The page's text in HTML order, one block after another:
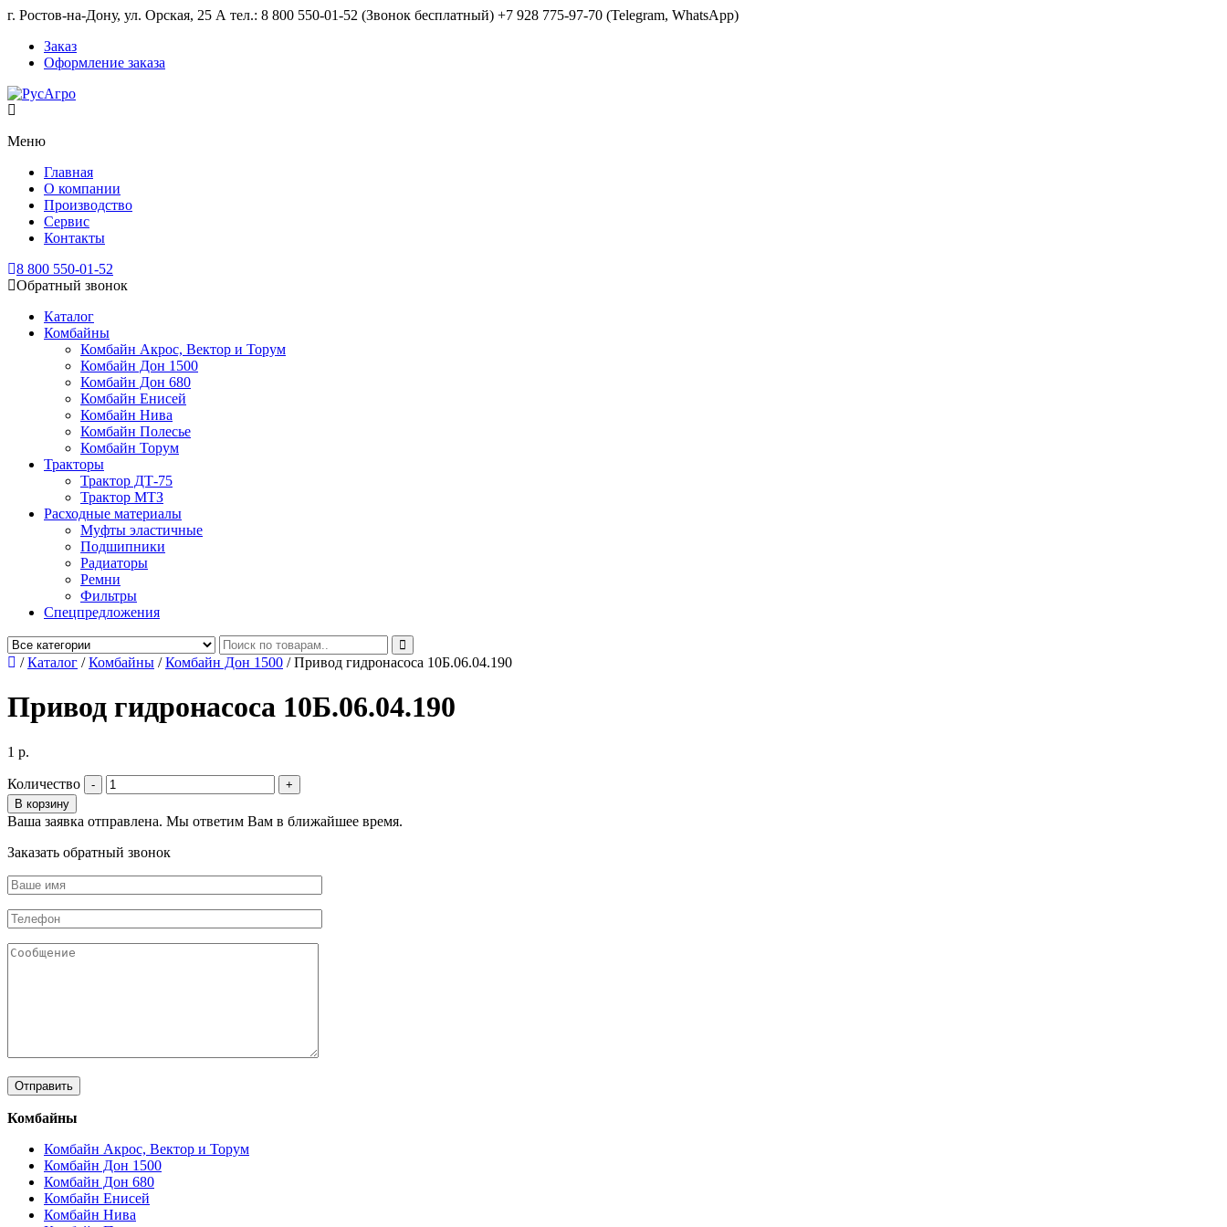
г. Ростов-на-Дону, ул. Орская, 25 А тел.: 8 800 550-01-52 (Звонок бесплатный) +7 928 775-97-70 (Telegram, WhatsApp)
Заказ
Оформление заказа
Меню
Главная
О компании
Производство
Сервис
Контакты
8 800 550-01-52
Обратный звонок
Каталог
Комбайны
Комбайн Акрос, Вектор и Торум
Комбайн Дон 1500
Комбайн Дон 680
Комбайн Енисей
Комбайн Нива
Комбайн Полесье
Комбайн Торум
Тракторы
Трактор ДТ-75
Трактор МТЗ
Расходные материалы
Муфты эластичные
Подшипники
Радиаторы
Ремни
Фильтры
Спецпредложения
/Каталог /Комбайны /Комбайн Дон 1500 /Привод гидронасоса 10Б.06.04.190
Привод гидронасоса 10Б.06.04.190
1 р.
Количество
В корзину
Ваша заявка отправлена. Мы ответим Вам в ближайшее время.
Заказать обратный звонок
Комбайны
Комбайн Акрос, Вектор и Торум
Комбайн Дон 1500
Комбайн Дон 680
Комбайн Енисей
Комбайн Нива